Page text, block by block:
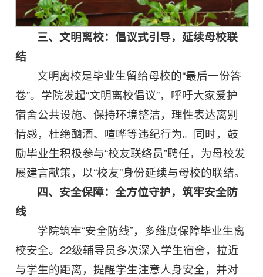
三、文明离校：倡议式引导，延续母校联
结
文明离校是毕业生留给母校的“最后一份答
卷”。学院发起“文明离校倡议”，呼吁大家爱护
宿舍公共设施、保持环境整洁，理性表达离别
情感，杜绝酗酒、喧哗等违纪行为。同时，鼓
励毕业生积极参与“校友联络员”聘任，为母校发
展建言献策，以“校友”身份延续与母校的联结。
四、安全保障：全方位守护，筑牢安全防
线
学院筑牢“安全防线”，多维度保障毕业生离
校安全。22级辅导员多次深入学生宿舍，拉近
与学生的距离，提醒学生注意人身安全，并对